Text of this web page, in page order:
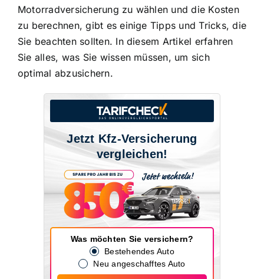
Motorradversicherung zu wählen und die Kosten
zu berechnen, gibt es einige Tipps und Tricks, die
Sie beachten sollten. In diesem Artikel erfahren
Sie alles, was Sie wissen müssen, um sich
optimal abzusichern.
Jetzt Kfz-Versicherung
vergleichen!
Was möchten Sie versichern?
Bestehendes Auto
Neu angeschafftes Auto